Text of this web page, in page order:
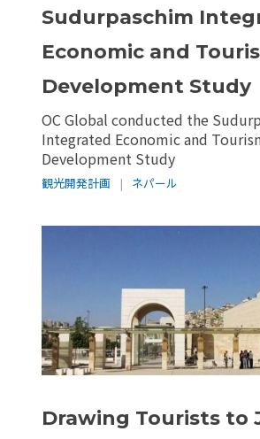
Sudurpaschim
Economic and
Development Study
OC Global conducted the
Integrated Economic and
Development Study
観光開発計画 | ネパール
Drawing Tourists to